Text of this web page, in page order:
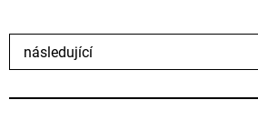
následující